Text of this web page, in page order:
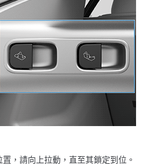
，請向上拉動，直至其鎖定到位。